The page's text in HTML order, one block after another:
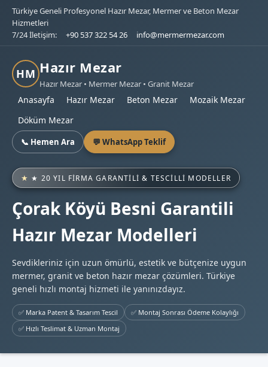
Türkiye Geneli Profesyonel Hazır Mezar, Mermer ve Beton Mezar
Hizmetleri
7/24 İletişim:
+90 537 322 54 26 info@mermermezar.com
HM Hazır Mezar
Hazır Mezar • Mermer Mezar • Granit Mezar
Anasayfa Hazır Mezar Beton Mezar
Mozaik Mezar
Döküm Mezar
📞 Hemen Ara 💬 WhatsApp Teklif
★ 20 YIL FIRMA GARANTILI & TESCILLI MODELLER
Çorak Köyü Besni Garantili
Hazır Mezar Modelleri
Sevdikleriniz için uzun ömürlü, estetik ve bütçenize uygun
mermer, granit ve beton hazır mezar çözümleri. Türkiye
geneli hızlı montaj hizmeti ile yanınızdayız.
✅ Marka Patent & Tasarım Tescil
✅ Montaj Sonrası Ödeme Kolaylığı
✅ Hızlı Teslimat & Uzman Montaj